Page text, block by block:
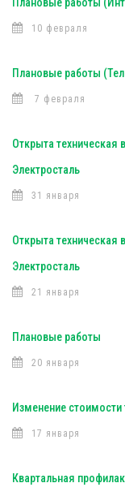
10 февраля
Плановые работы
7 февраля
Открыта техническая
Электросталь
31 января
Открыта техническая
Электросталь
21 января
Плановые работы
20 января
Изменение
17 января
Квартальная